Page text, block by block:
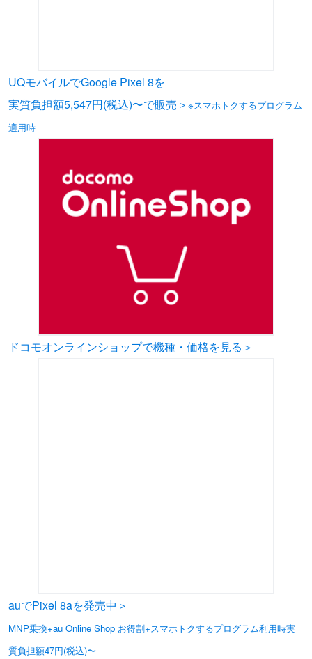
UQモバイルでGoogle Pixel 8を
実質負担額5,547円(税込)〜で販売＞ ※スマホトクするプログラム
適用時
ドコモオンラインショップで機種・価格を見る＞
auでPixel 8aを発売中＞
MNP乗換+au Online Shop お得割+スマホトクするプログラム利用時実
質負担額47円(税込)〜